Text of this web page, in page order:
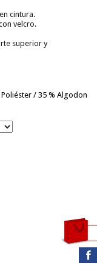
cintura.
velcro.
superior y
Poliéster / 35 % Algodon